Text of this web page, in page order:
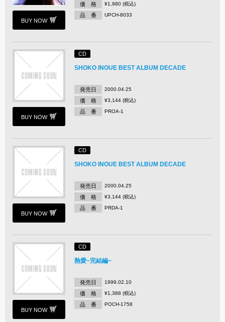
BUY NOW
価 格 ¥1,980 (税込)
品 番 UPCH-8033
BUY NOW
CD
SHOKO INOUE BEST ALBUM DECADE
発売日 2000.04.25
価 格 ¥3,144 (税込)
品 番 PROA-1
BUY NOW
CD
SHOKO INOUE BEST ALBUM DECADE
発売日 2000.04.25
価 格 ¥3,144 (税込)
品 番 PRDA-1
BUY NOW
CD
熱愛~完結編~
発売日 1999.02.10
価 格 ¥1,388 (税込)
品 番 POCH-1758